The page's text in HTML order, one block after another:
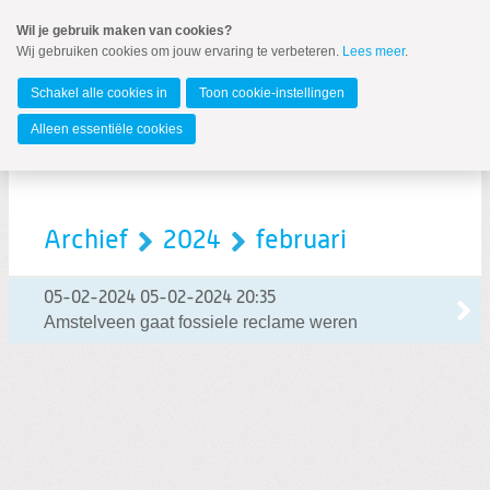
naar
Spring
de
inhoud
Spring
naar
Amstelveen
MENU
Archief 2024 februari
05-02-2024 05-02-2024 20:35
Amstelveen gaat fossiele reclame weren
Wil je gebruik maken van cookies?
Wij gebruiken cookies om jouw ervaring te verbeteren. Lees meer.
Schakel alle cookies in Toon cookie-instellingen
Alleen essentiële cookies